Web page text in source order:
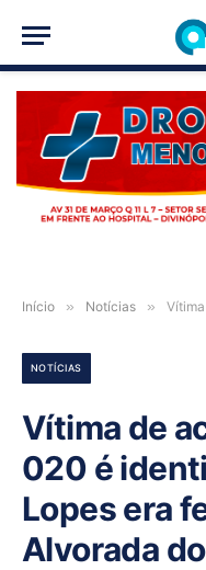
Início » Notícias » Vítima de
NOTÍCIAS
Vítima de
020 é
Lopes era
Alvorada